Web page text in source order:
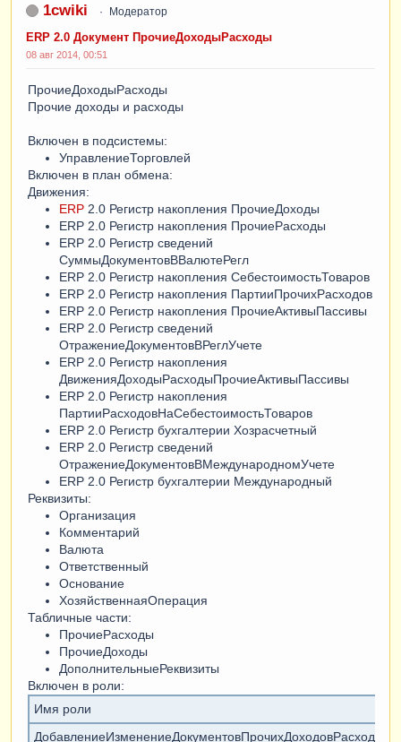
1cwiki Модератор
ERP 2.0 Документ ПрочиеДоходыРасходы
08 авг 2014, 00:51
ПрочиеДоходыРасходы
Прочие доходы и расходы
Включен в подсистемы:
УправлениеТорговлей
Включен в план обмена:
Движения:
ERP 2.0 Регистр накопления ПрочиеДоходы
ERP 2.0 Регистр накопления ПрочиеРасходы
ERP 2.0 Регистр сведений
СуммыДокументовВВалютеРегл
ERP 2.0 Регистр накопления СебестоимостьТоваров
ERP 2.0 Регистр накопления ПартииПрочихРасходов
ERP 2.0 Регистр накопления ПрочиеАктивыПассивы
ERP 2.0 Регистр сведений
ОтражениеДокументовВРеглУчете
ERP 2.0 Регистр накопления
ДвиженияДоходыРасходыПрочиеАктивыПассивы
ERP 2.0 Регистр накопления
ПартииРасходовНаСебестоимостьТоваров
ERP 2.0 Регистр бухгалтерии Хозрасчетный
ERP 2.0 Регистр сведений
ОтражениеДокументовВМеждународномУчете
ERP 2.0 Регистр бухгалтерии Международный
Реквизиты:
Организация
Комментарий
Валюта
Ответственный
Основание
ХозяйственнаяОперация
Табличные части:
ПрочиеРасходы
ПрочиеДоходы
ДополнительныеРеквизиты
Включен в роли:
Имя роли
ДобавлениеИзменениеДокументовПрочихДоходовРасходов